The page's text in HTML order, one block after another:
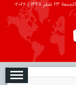
الجمعة 23 صفر 1448 |
2026-
درباره ما ارتباط با ما